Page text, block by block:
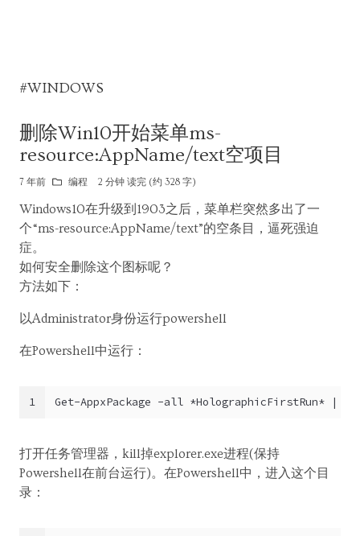
#WINDOWS
删除Win10开始菜单ms-
resource:AppName/text空项目
7 年前 编程 2 分钟 读完 (约 328 字)
Windows10在升级到1903之后，菜单栏突然多出了一
个“ms-resource:AppName/text”的空条目，逼死强迫
症。
如何安全删除这个图标呢？
方法如下：
以Administrator身份运行powershell
在Powershell中运行：
1 Get-AppxPackage -all *HolographicFirstRun* |
打开任务管理器，kill掉explorer.exe进程(保持
Powershell在前台运行)。在Powershell中，进入这个目
录：